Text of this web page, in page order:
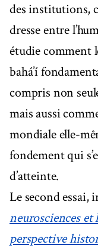
des institutions,
dresse entre
étudie comment
bahá’í
compris non
mais aussi
mondiale elle-
fondement qui
d’atteinte.
Le second essai,
neurosciences
perspective